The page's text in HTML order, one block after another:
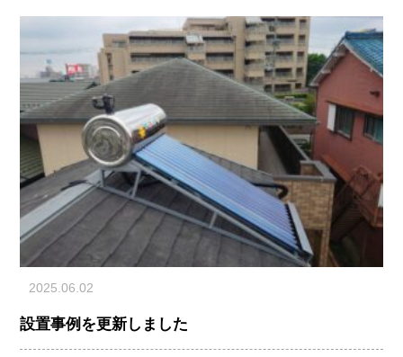
2025.06.02
設置事例を更新しました